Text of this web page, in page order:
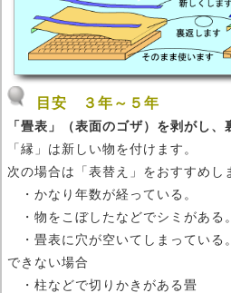
目安 ３年～５年
「畳表」（表面のゴザ）を剥がし、
「縁」は新しい物を付けます。
次の場合は「表替え」をおすすめし
・かなり年数が経っている。
・物をこぼしたなどでシミがある。
・畳表に穴が空いてしまっている。
できない場合
・柱などで切りかきがある畳